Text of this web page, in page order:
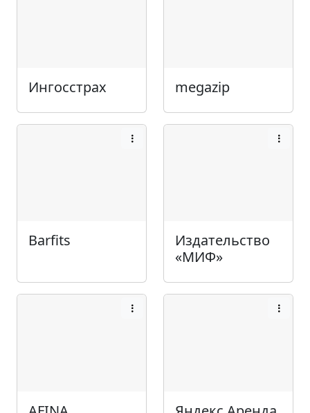
Ингосстрах megazip
Barfits
Издательство
«МИФ»